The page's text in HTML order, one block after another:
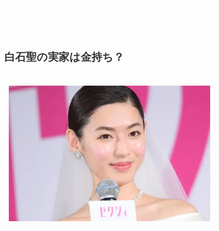
白石聖の実家は金持ち？